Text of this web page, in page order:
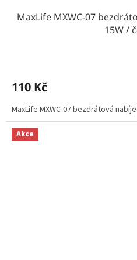
MaxLife MXWC-07
15W /
110 Kč
MaxLife MXWC-07 bezdrátová
Akce